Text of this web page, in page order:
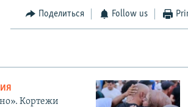
Поделиться Follow us
Кортежи